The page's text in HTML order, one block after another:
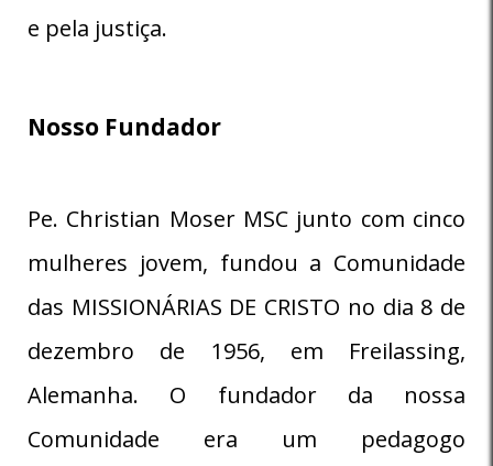
e pela justiça.
Nosso Fundador
Pe. Christian Moser MSC junto com cinco
mulheres jovem, fundou a Comunidade
das MISSIONÁRIAS DE CRISTO no dia 8 de
dezembro de 1956, em Freilassing,
Alemanha. O fundador da nossa
Comunidade era um pedagogo